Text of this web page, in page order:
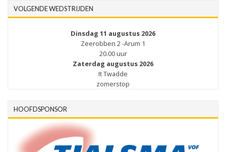
VOLGENDE WEDSTRIJDEN
Dinsdag 11 augustus 2026
Zeerobben 2 -Arum 1
20.00 uur
Zaterdag augustus 2026
It Twadde
zomerstop
HOOFDSPONSOR